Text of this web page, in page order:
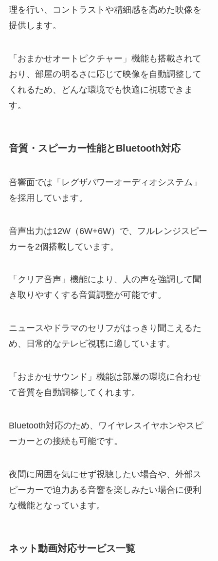
理を行い、コントラストや精細感を高めた映像を
提供します。
「おまかせオートピクチャー」機能も搭載されて
おり、部屋の明るさに応じて映像を自動調整して
くれるため、どんな環境でも快適に視聴できま
す。
音質・スピーカー性能とBluetooth対応
音響面では「レグザパワーオーディオシステム」
を採用しています。
音声出力は12W（6W+6W）で、フルレンジスピー
カーを2個搭載しています。
「クリア音声」機能により、人の声を強調して聞
き取りやすくする音質調整が可能です。
ニュースやドラマのセリフがはっきり聞こえるた
め、日常的なテレビ視聴に適しています。
「おまかせサウンド」機能は部屋の環境に合わせ
て音質を自動調整してくれます。
Bluetooth対応のため、ワイヤレスイヤホンやスピ
ーカーとの接続も可能です。
夜間に周囲を気にせず視聴したい場合や、外部ス
ピーカーで迫力ある音響を楽しみたい場合に便利
な機能となっています。
ネット動画対応サービス一覧